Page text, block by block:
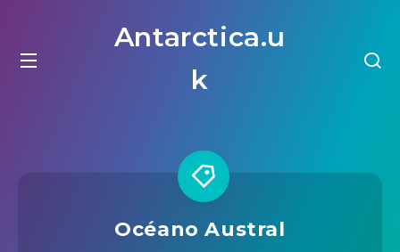
Antarctica.u
k
Océano Austral